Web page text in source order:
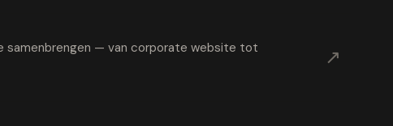
samenbrengen — van corporate website tot
↗